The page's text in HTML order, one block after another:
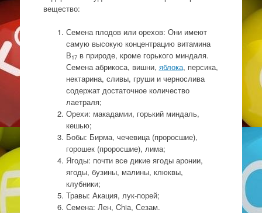
вещество:
Семена плодов или орехов: Они имеют
самую высокую концентрацию витамина
B17в природе, кроме горького миндаля.
Семена абрикоса, вишни, яблока, персика,
нектарина, сливы, груши и чернослива
содержат достаточное количество
лаетраля;
Орехи: макадамии, горький миндаль,
кешью;
Бобы: Бирма, чечевица (проросшие),
горошек (проросшие), лима;
Ягоды: почти все дикие ягоды аронии,
ягоды, бузины, малины, клюквы,
клубники;
Травы: Акация, лук-порей;
Семена: Лен, Chia, Сезам.